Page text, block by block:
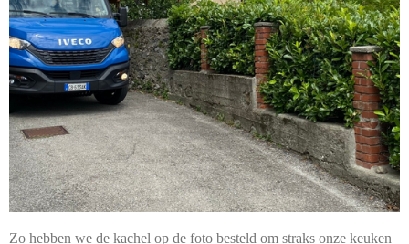
Zo hebben we de kachel op de foto besteld om straks onze keuken